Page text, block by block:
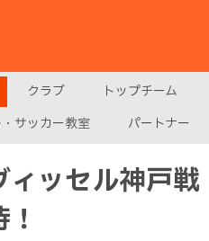
クラブ トップチーム
サッカー教室
パートナー
ッセル神戸戦